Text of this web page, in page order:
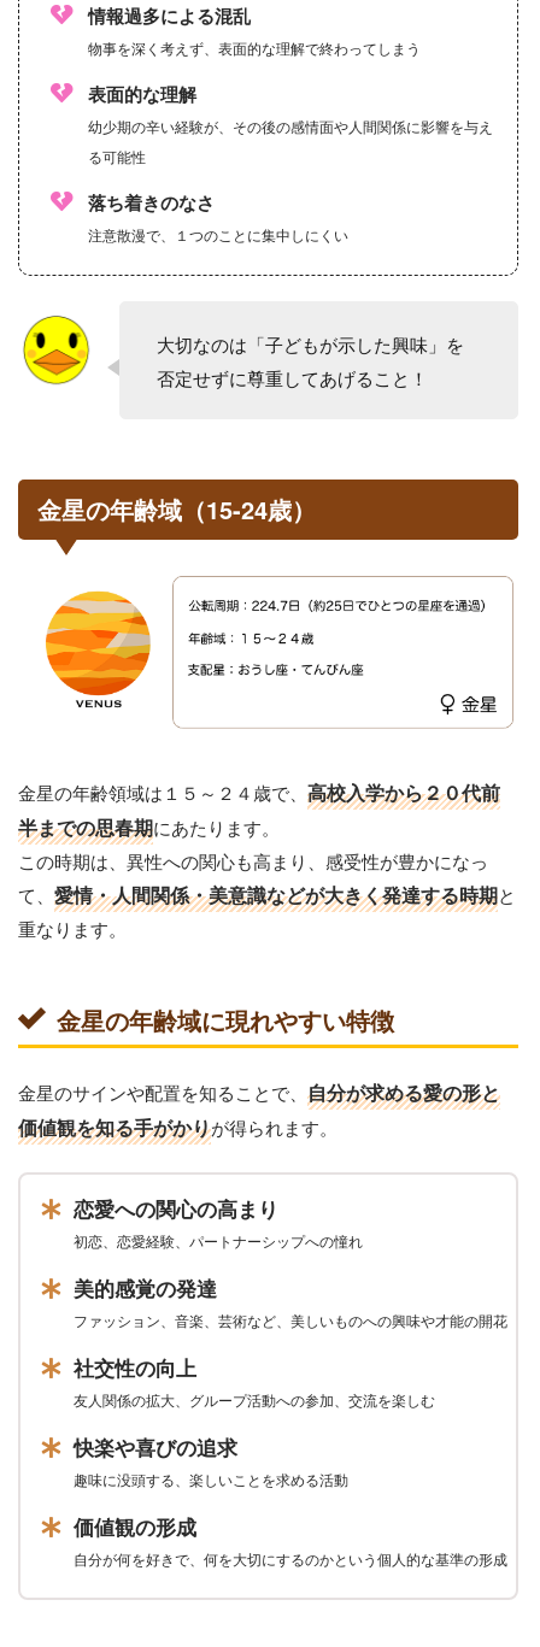
情報過多による混乱
物事を深く考えず、表面的な理解で終わってしまう
表面的な理解
幼少期の辛い経験が、その後の感情面や人間関係に影響を与え
る可能性
落ち着きのなさ
注意散漫で、１つのことに集中しにくい
大切なのは「子どもが示した興味」を
否定せずに尊重してあげること！
金星の年齢域（15-24歳）
金星の年齢領域は１５～２４歳で、 高校入学から２０代前
半までの思春期にあたります。
この時期は、異性への関心も高まり、感受性が豊かになっ
て、 愛情・人間関係・美意識などが大きく発達する時期と
重なります。
金星の年齢域に現れやすい特徴
金星のサインや配置を知ることで、 自分が求める愛の形と
価値観を知る手がかりが得られます。
恋愛への関心の高まり
初恋、恋愛経験、パートナーシップへの憧れ
美的感覚の発達
ファッション、音楽、芸術など、美しいものへの興味や才能の開花
社交性の向上
友人関係の拡大、グループ活動への参加、交流を楽しむ
快楽や喜びの追求
趣味に没頭する、楽しいことを求める活動
価値観の形成
自分が何を好きで、何を大切にするのかという個人的な基準の形成